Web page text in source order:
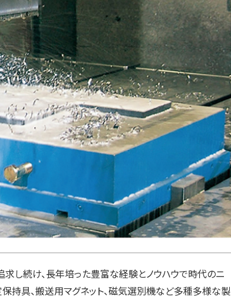
し続け、長年培った豊富な経験とノウハウで時代のニ
保持具、搬送用マグネット、磁気選別機など多種多様な製